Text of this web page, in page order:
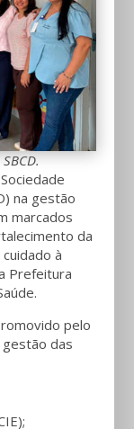
na gestão
marcados
da
à
Prefeitura
pelo
gestão das